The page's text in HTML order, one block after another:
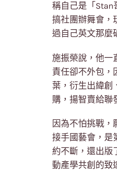
稱自己是「Stan
搞社團辦舞會，
過自己英文那麼
施振榮說，他一
責任卻不外包，
葉，衍生出緯創
購，揚智賣給聯
因為不怕挑戰
接手國藝會，是
約不斷，還出版
動產學共創的致